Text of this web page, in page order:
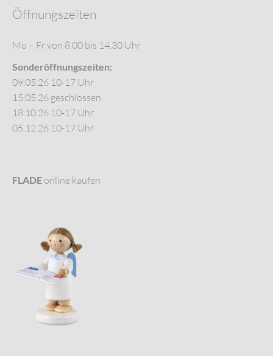
Öffnungszeiten
Mo – Fr von 8.00 bis 14.30 Uhr
Sonderöffnungszeiten:
09.05.26 10-17 Uhr
15.05.26 geschlossen
18.10.26 10-17 Uhr
05.12.26 10-17 Uhr
FLADE online kaufen